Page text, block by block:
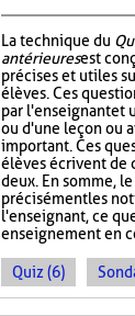
La technique du
antérieuresest
précises et utiles
élèves. Ces
par l'enseignant et
ou d'une leçon ou
important. Ces
élèves écrivent de
deux. En somme, le
précisément les
l'enseignant, ce
enseignement en
Quiz (6)